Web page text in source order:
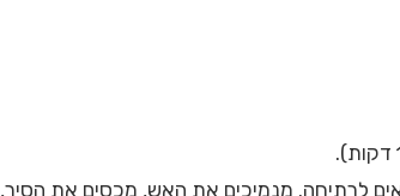
לרתיחה. מנמיכים את האש, מכסים את הסיר,